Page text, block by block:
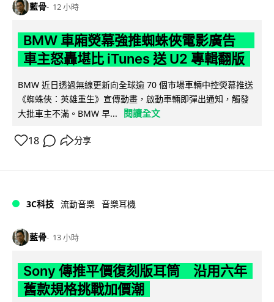
藍骨 12 小時
BMW 車廂熒幕強推蜘蛛俠電影廣告
車主怒轟堪比 iTunes 送 U2 專輯翻版
BMW 近日透過無線更新向全球逾 70 個市場車輛中控熒幕推送
《蜘蛛俠：英雄重生》宣傳動畫，啟動車輛即彈出通知，觸發
大批車主不滿。BMW 早...
閱讀全文
18 分享
3C科技 流動音樂 音樂耳機
藍骨 13 小時
Sony 傳推平價復刻版耳筒 沿用六年
舊款規格挑戰加價潮